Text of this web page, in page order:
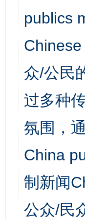
publics
众/公民
过多种
氛围，
China
制新闻
公众/民